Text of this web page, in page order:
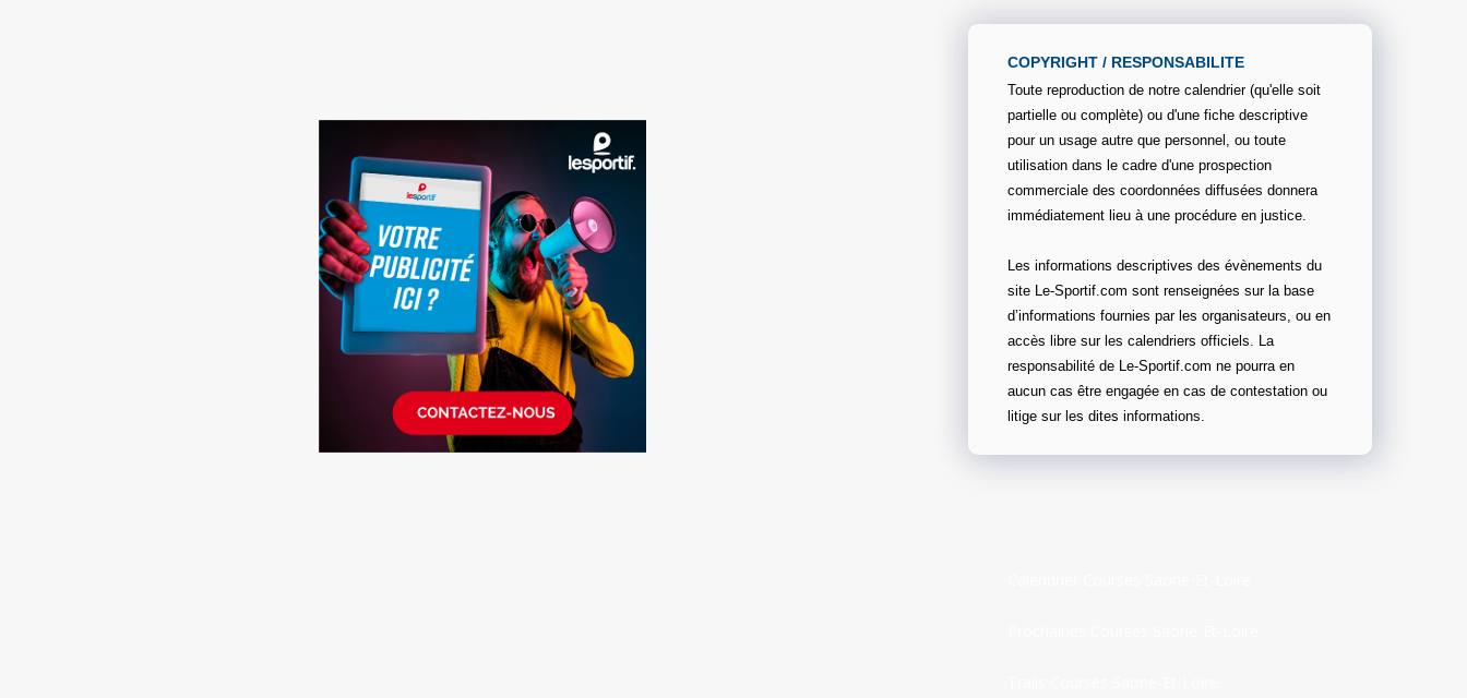
COPYRIGHT / RESPONSABILITE
Toute reproduction de notre calendrier (qu'elle soit
partielle ou complète) ou d'une fiche descriptive
pour un usage autre que personnel, ou toute
utilisation dans le cadre d'une prospection
commerciale des coordonnées diffusées donnera
immédiatement lieu à une procédure en justice.
Les informations descriptives des évènements du
site Le-Sportif.com sont renseignées sur la base
d’informations fournies par les organisateurs, ou en
accès libre sur les calendriers officiels. La
responsabilité de Le-Sportif.com ne pourra en
aucun cas être engagée en cas de contestation ou
litige sur les dites informations.